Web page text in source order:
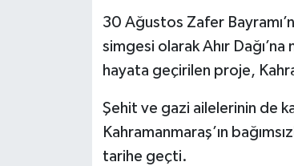
30 Ağustos Zafer
simgesi olarak Ahır
hayata geçirilen proje,
Şehit ve gazi ailelerinin de
Kahramanmaraş’ın
tarihe geçti.